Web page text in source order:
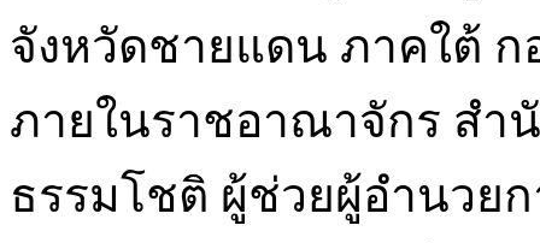
จังหวัดชายแดน ภาคใต้
ภายในราชอาณาจักร สำ
ธรรมโชติ ผู้ช่วยผู้อำนวย